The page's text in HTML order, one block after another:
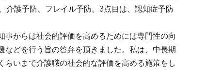
介護予防、フレイル予防。3点目は、認知症予防
からは社会的評価を高めるためには専門性の向
などを行う旨の答弁を頂きました。私は、中長期
いまで介護職の社会的な評価を高める施策をし